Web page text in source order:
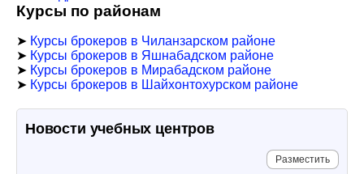
Курсы по районам
➤ Курсы брокеров в Чиланзарском районе
➤ Курсы брокеров в Яшнабадском районе
➤ Курсы брокеров в Мирабадском районе
➤ Курсы брокеров в Шайхонтохурском районе
Новости учебных центров
Разместить